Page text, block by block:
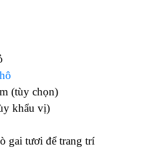
(tùy chọn)
khẩu vị)
gai tươi để trang trí